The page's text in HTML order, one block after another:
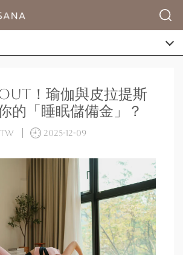
！瑜伽與皮拉提斯
的「睡眠儲備金」？
2025-12-09